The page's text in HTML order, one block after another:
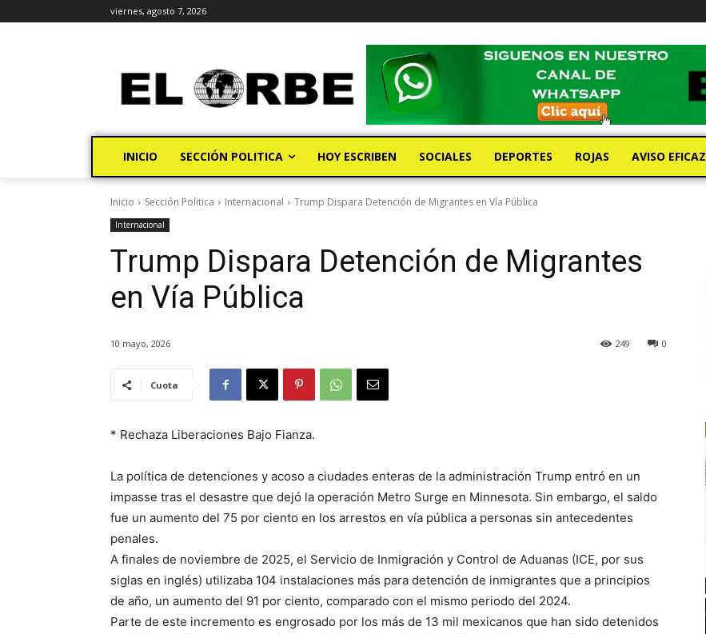
viernes, agosto 7, 2026
INICIO SECCIÓN POLITICA HOY ESCRIBEN SOCIALES DEPORTES ROJAS AVISO EFICAZ
Inicio Sección Politica Internacional Trump Dispara Detención de Migrantes en Vía Pública
Internacional
Trump Dispara Detención de Migrantes
en Vía Pública
10 mayo, 2026 0
249
Cuota
* Rechaza Liberaciones Bajo Fianza.
La política de detenciones y acoso a ciudades enteras de la administración Trump entró en un
impasse tras el desastre que dejó la operación Metro Surge en Minnesota. Sin embargo, el saldo
fue un aumento del 75 por ciento en los arrestos en vía pública a personas sin antecedentes
penales.
A finales de noviembre de 2025, el Servicio de Inmigración y Control de Aduanas (ICE, por sus
siglas en inglés) utilizaba 104 instalaciones más para detención de inmigrantes que a principios
de año, un aumento del 91 por ciento, comparado con el mismo periodo del 2024.
Parte de este incremento es engrosado por los más de 13 mil mexicanos que han sido detenidos